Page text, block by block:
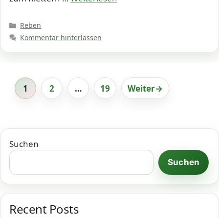
Kategorien
Reben
Kommentar hinterlassen
Seite
1 Seite
2 … Seite
19 Weiter→
Suchen
Suchen
Recent Posts